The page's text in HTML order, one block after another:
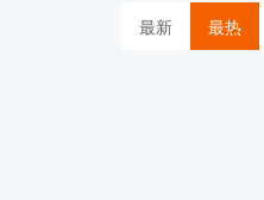
最新 最热